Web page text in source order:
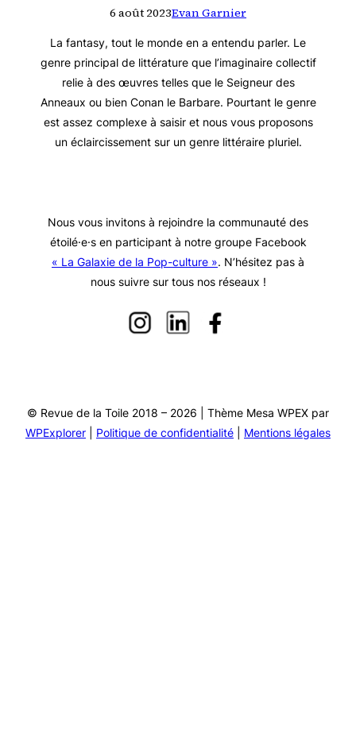
6 août 2023Evan Garnier
La fantasy, tout le monde en a entendu parler. Le
genre principal de littérature que l’imaginaire collectif
relie à des œuvres telles que le Seigneur des
Anneaux ou bien Conan le Barbare. Pourtant le genre
est assez complexe à saisir et nous vous proposons
un éclaircissement sur un genre littéraire pluriel.
Nous vous invitons à rejoindre la communauté des
étoilé·e·s en participant à notre groupe Facebook
« La Galaxie de la Pop-culture ». N’hésitez pas à
nous suivre sur tous nos réseaux !
© Revue de la Toile 2018 – 2026 | Thème Mesa WPEX par
WPExplorer
Politique de confidentialité Mentions légales